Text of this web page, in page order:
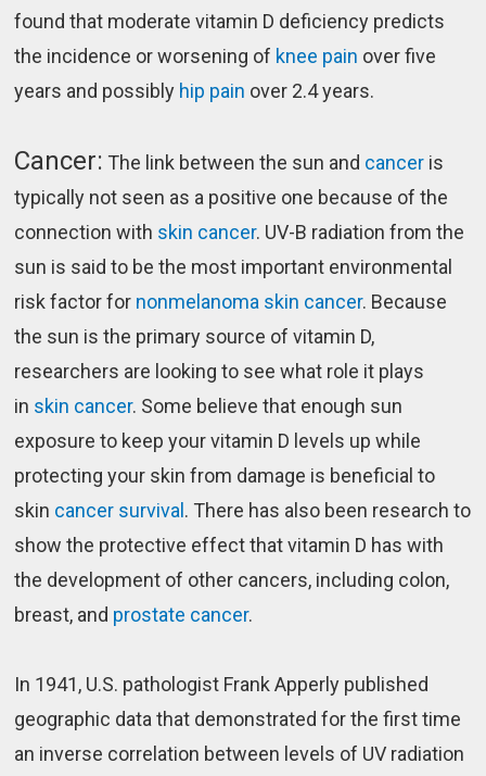
found that moderate vitamin D deficiency predicts
the incidence or worsening of knee pain over five
years and possibly hip pain over 2.4 years.
Cancer: The link between the sun and cancer is
typically not seen as a positive one because of the
connection with skin cancer. UV-B radiation from the
sun is said to be the most important environmental
risk factor for nonmelanoma skin cancer. Because
the sun is the primary source of vitamin D,
researchers are looking to see what role it plays
in skin cancer. Some believe that enough sun
exposure to keep your vitamin D levels up while
protecting your skin from damage is beneficial to
skin cancer survival . There has also been research to
show the protective effect that vitamin D has with
the development of other cancers, including colon,
breast, and prostate cancer.
In 1941, U.S. pathologist Frank Apperly published
geographic data that demonstrated for the first time
an inverse correlation between levels of UV radiation